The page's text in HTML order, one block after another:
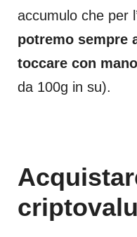
accumulo che per
potremo sempre
toccare con
da 100g in su).